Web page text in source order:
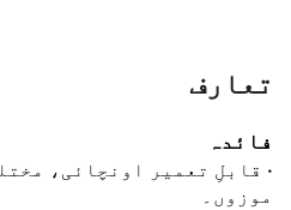
تعارف
فائدہ
• قابلِ تعمیر اونچائی،
موزوں۔